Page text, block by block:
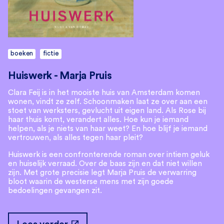
boeken fictie
Huiswerk - Marja Pruis
Clara Feij is in het mooiste huis van Amsterdam komen
wonen, vindt ze zelf. Schoonmaken laat ze over aan een
stoet van werksters, gevlucht uit eigen land. Als Rose bij
haar thuis komt, verandert alles. Hoe kun je iemand
helpen, als je niets van haar weet? En hoe blijf je iemand
vertrouwen, als alles tegen haar pleit?
Huiswerk is een confronterende roman over intiem geluk
en huiselijk verraad. Over de baas zijn en dat niet willen
zijn. Met grote precisie legt Marja Pruis de verwarring
bloot waarin de westerse mens met zijn goede
bedoelingen gevangen zit.